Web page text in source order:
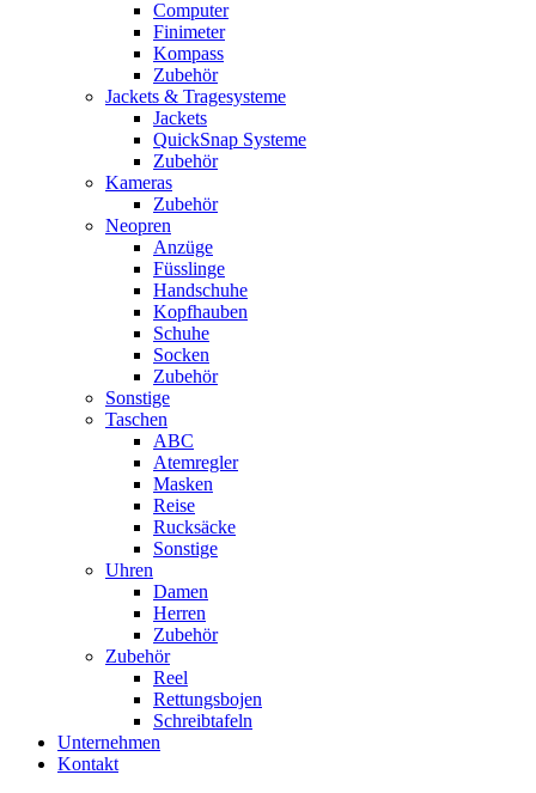
Computer
Finimeter
Kompass
Zubehör
Jackets & Tragesysteme
Jackets
QuickSnap Systeme
Zubehör
Kameras
Zubehör
Neopren
Anzüge
Füsslinge
Handschuhe
Kopfhauben
Schuhe
Socken
Zubehör
Sonstige
Taschen
ABC
Atemregler
Masken
Reise
Rucksäcke
Sonstige
Uhren
Damen
Herren
Zubehör
Zubehör
Reel
Rettungsbojen
Schreibtafeln
Unternehmen
Kontakt